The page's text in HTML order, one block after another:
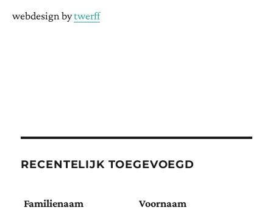
webdesign bytwerff
RECENTELIJK TOEGEVOEGD
Familienaam Voornaam